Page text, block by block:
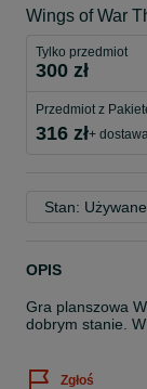
Wings of War
Tylko przedmiot
300 zł
Przedmiot z
316 zł+
Stan: Używane
OPIS
Gra planszowa
dobrym stanie.
Zgłoś